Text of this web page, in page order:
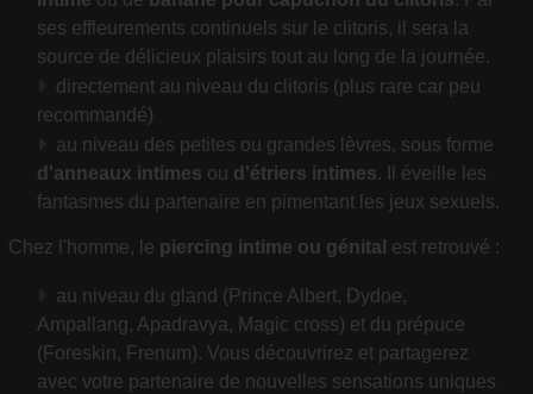
ses effleurements continuels sur le clitoris, il sera la
source de délicieux plaisirs tout au long de la journée.
directement au niveau du clitoris (plus rare car peu
recommandé)
au niveau des petites ou grandes lèvres, sous forme
d'anneaux intimes ou d'étriers intimes. Il éveille les
fantasmes du partenaire en pimentant les jeux sexuels.
Chez l'homme, le piercing intime ou génital est retrouvé :
au niveau du gland (Prince Albert, Dydoe,
Ampallang, Apadravya, Magic cross) et du prépuce
(Foreskin, Frenum). Vous découvrirez et partagerez
avec votre partenaire de nouvelles sensations uniques